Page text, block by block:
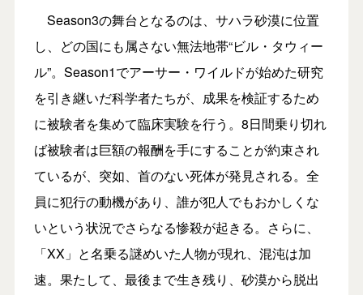
Season3の舞台となるのは、サハラ砂漠に位置
し、どの国にも属さない無法地帯“ビル・タウィー
ル”。Season1でアーサー・ワイルドが始めた研究
を引き継いだ科学者たちが、成果を検証するため
に被験者を集めて臨床実験を行う。8日間乗り切れ
ば被験者は巨額の報酬を手にすることが約束され
ているが、突如、首のない死体が発見される。全
員に犯行の動機があり、誰が犯人でもおかしくな
いという状況でさらなる惨殺が起きる。さらに、
「XX」と名乗る謎めいた人物が現れ、混沌は加
速。果たして、最後まで生き残り、砂漠から脱出